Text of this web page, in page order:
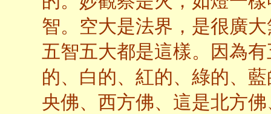
智。空大是法界，是很廣
五智五大都是這樣。因為
的、白的、紅的、綠的、
央佛、西方佛、這是北方